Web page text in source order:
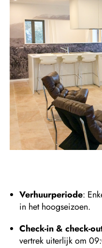
Verhuurperiode:
in het hoogseizoen.
Check-in & check-
vertrek uiterlijk om